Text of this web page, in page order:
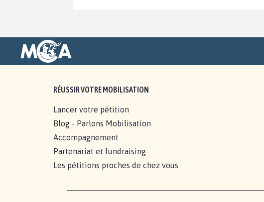
RÉUSSIR VOTRE MOBILISATION
Lancer votre pétition
Blog - Parlons Mobilisation
Accompagnement
Partenariat et fundraising
Les pétitions proches de chez vous